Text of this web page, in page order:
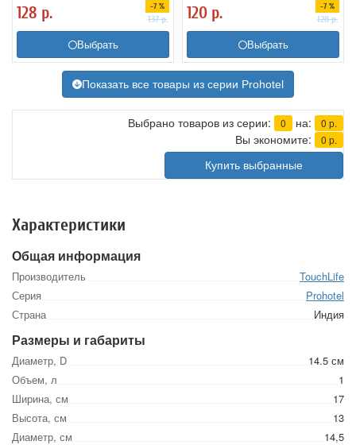
128 р. -7 %
137р.
Выбрать
120 р. -7 %
128р.
Выбрать
Показать все товары из серии Prohotel
Выбрано товаров из серии: 0 на: 0 р.
Вы экономите: 0 р.
Купить выбранные
Характеристики
Общая информация
Производитель
TouchLife
Серия
Prohotel
Страна
Индия
Размеры и габариты
Диаметр, D
14.5 см
Объем, л
1
Ширина, см
17
Высота, см
13
Диаметр, см
14,5